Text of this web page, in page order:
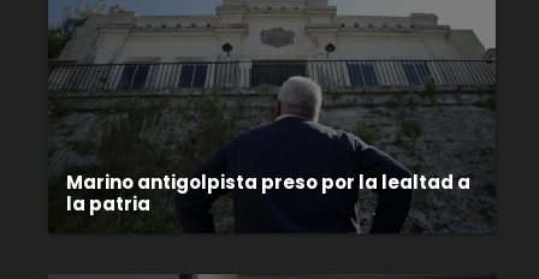
Marino antigolpista preso por la lealtad a
la patria